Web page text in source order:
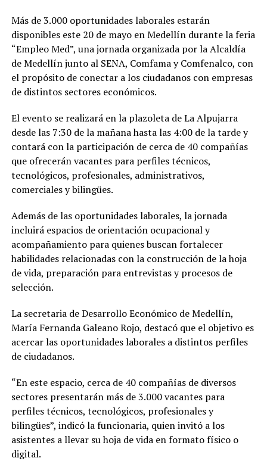
Más de 3.000 oportunidades laborales estarán
disponibles este 20 de mayo en Medellín durante la feria
“Empleo Med”, una jornada organizada por la Alcaldía
de Medellín junto al SENA, Comfama y Comfenalco, con
el propósito de conectar a los ciudadanos con empresas
de distintos sectores económicos.
El evento se realizará en la plazoleta de La Alpujarra
desde las 7:30 de la mañana hasta las 4:00 de la tarde y
contará con la participación de cerca de 40 compañías
que ofrecerán vacantes para perfiles técnicos,
tecnológicos, profesionales, administrativos,
comerciales y bilingües.
Además de las oportunidades laborales, la jornada
incluirá espacios de orientación ocupacional y
acompañamiento para quienes buscan fortalecer
habilidades relacionadas con la construcción de la hoja
de vida, preparación para entrevistas y procesos de
selección.
La secretaria de Desarrollo Económico de Medellín,
María Fernanda Galeano Rojo, destacó que el objetivo es
acercar las oportunidades laborales a distintos perfiles
de ciudadanos.
“En este espacio, cerca de 40 compañías de diversos
sectores presentarán más de 3.000 vacantes para
perfiles técnicos, tecnológicos, profesionales y
bilingües”, indicó la funcionaria, quien invitó a los
asistentes a llevar su hoja de vida en formato físico o
digital.